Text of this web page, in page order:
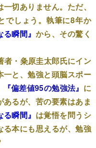
切ありません。ただ、
でしょう。執筆に8年か
瞬間』 から、その驚く
者・粂原圭太郎氏にイン
一と、勉強と頭脳スポー
『偏差値95の勉強法』 に
るが、苦の要素はあま
瞬間』 は覚悟を問うシ
る本にも思えるが、勉強